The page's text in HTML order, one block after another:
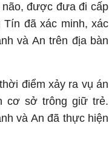
được đưa đi cấp
đã xác minh, xác
và An trên địa bàn
điểm xảy ra vụ án
cơ sở trông giữ trẻ.
và An đã thực hiện